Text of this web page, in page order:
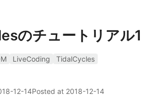
のチュートリアル1
LiveCoding
TidalCycles
12-14Posted at 2018-12-14